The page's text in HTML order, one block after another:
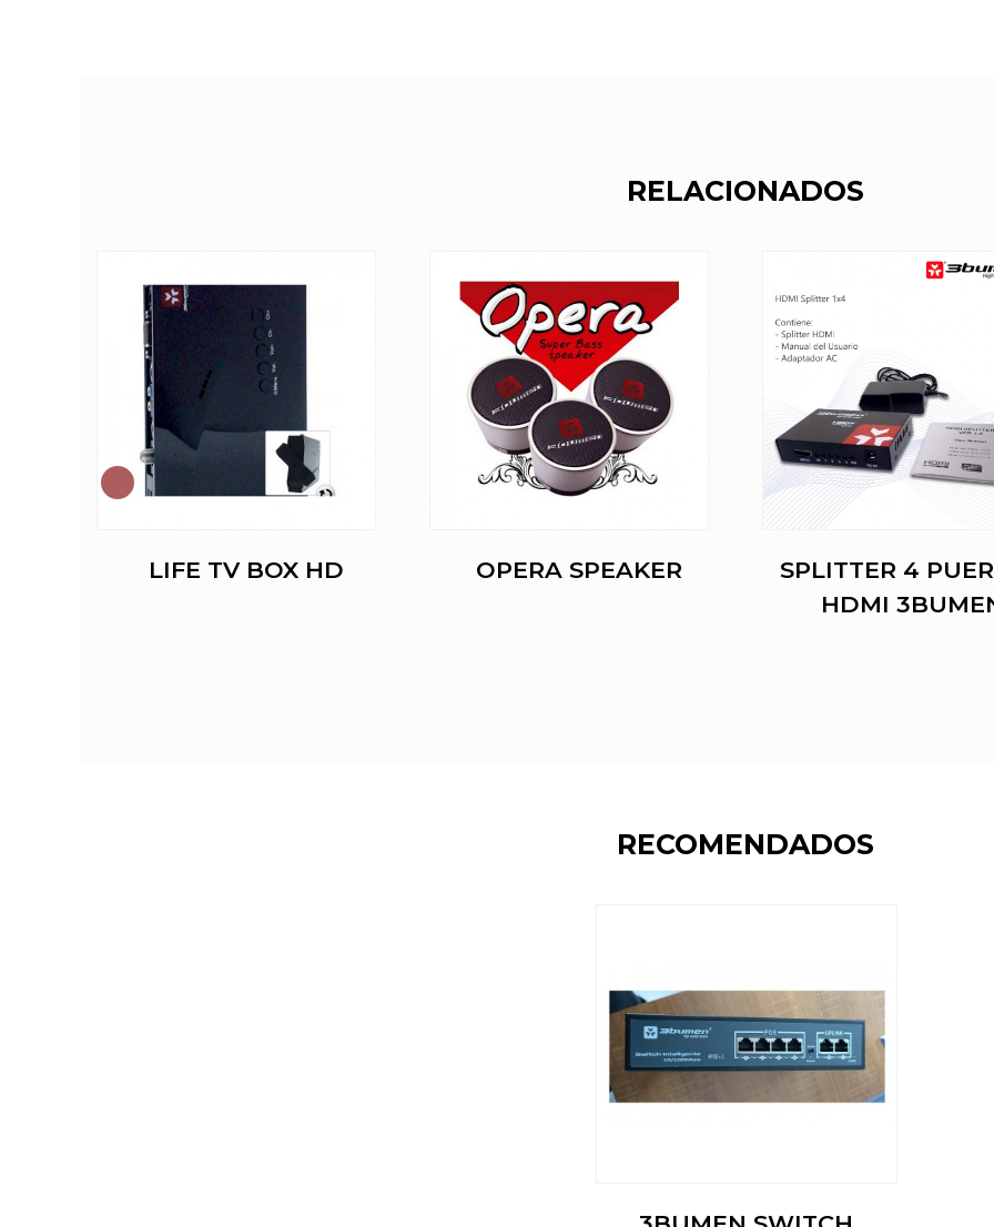
RELACIONADOS
LIFE TV BOX HD OPERA SPEAKER
SPLITTER 4
HDMI
RECOMENDADOS